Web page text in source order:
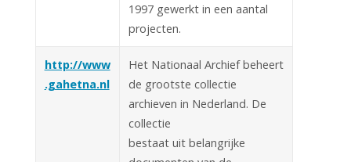
1997 gewerkt in een aantal
projecten.
http://www
.gahetna.nl
Het Nationaal Archief beheert
de grootste collectie
archieven in Nederland. De
collectie
bestaat uit belangrijke